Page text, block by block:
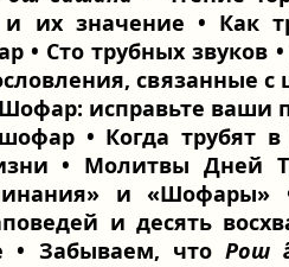
их значение • Как
• Сто трубных звуков
связанные
исправьте ваши
• Когда трубят
• Молитвы Дней
и «Шофары»
и десять
• Забываем, что Рош